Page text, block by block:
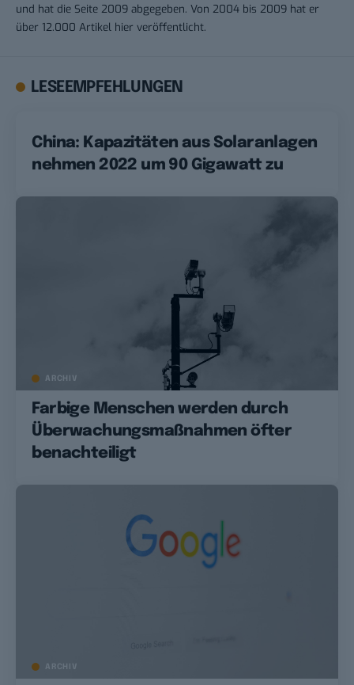
und hat die Seite 2009 abgegeben. Von 2004 bis 2009 hat er
über 12.000 Artikel hier veröffentlicht.
LESEEMPFEHLUNGEN
China: Kapazitäten aus Solaranlagen
nehmen 2022 um 90 Gigawatt zu
ARCHIV
Farbige Menschen werden durch
Überwachungsmaßnahmen öfter
benachteiligt
ARCHIV